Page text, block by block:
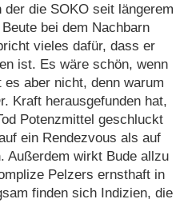
die SOKO seit längerem
bei dem Nachbarn
vieles dafür, dass er
ist. Es wäre schön, wenn
aber nicht, denn warum
Kraft herausgefunden hat,
Potenzmittel geschluckt
ein Rendezvous als auf
Außerdem wirkt Bude allzu
Pelzers ernsthaft in
finden sich Indizien, die